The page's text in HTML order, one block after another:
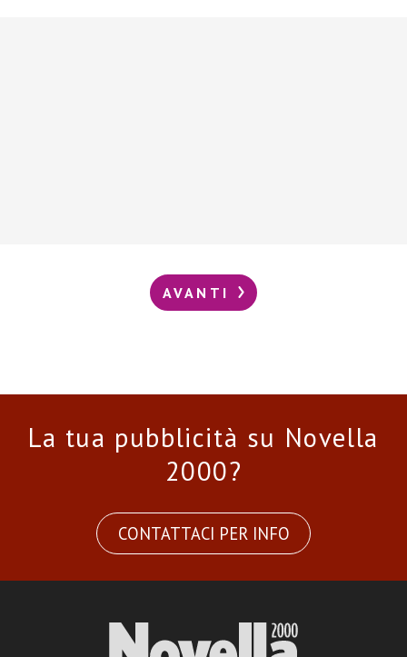
AVANTI
La tua pubblicità su Novella
2000?
CONTATTACI PER INFO